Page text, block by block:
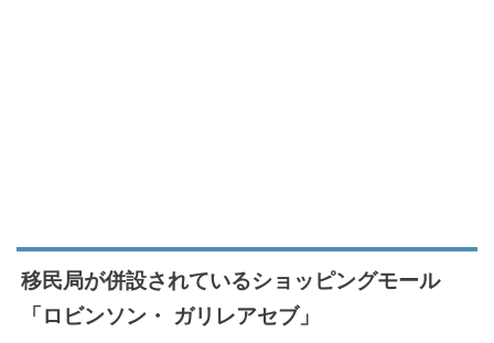
移民局が併設されているショッピングモール
「ロビンソン・ ガリレアセブ」